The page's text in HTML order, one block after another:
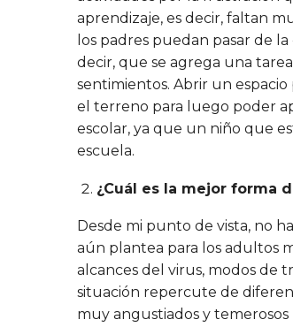
aprendizaje, es decir, faltan
los padres puedan pasar de
decir, que se agrega una
sentimientos. Abrir un
el terreno para luego poder
escolar, ya que un niño que
escuela.
¿Cuál es la mejor forma
Desde mi punto de vista, no
aún plantea para los adultos
alcances del virus, modos de
situación repercute de
muy angustiados y